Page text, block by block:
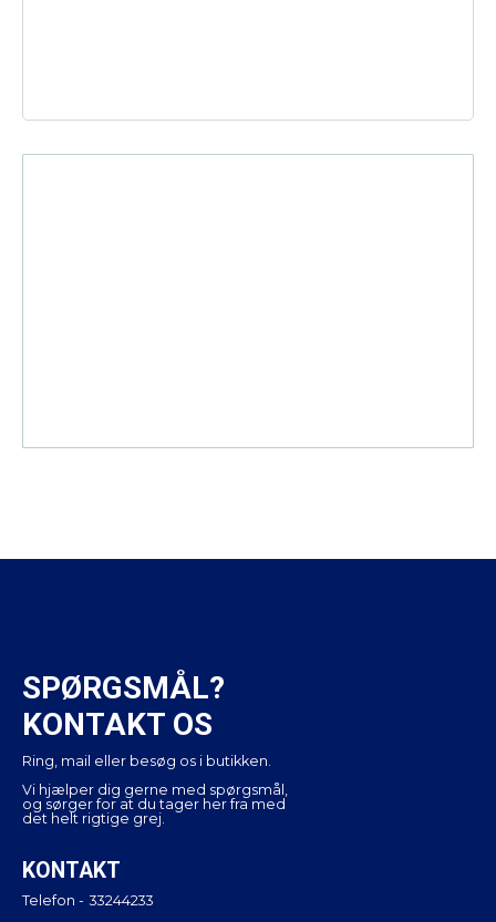
SPØRGSMÅL?
KONTAKT OS
Ring, mail eller besøg os i butikken.
Vi hjælper dig gerne med spørgsmål,
og sørger for at du tager her fra med
det helt rigtige grej.
KONTAKT
Telefon - 33244233